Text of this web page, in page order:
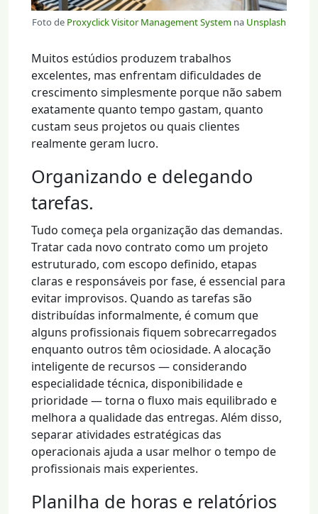
Foto de Proxyclick Visitor Management System na Unsplash
Muitos estúdios produzem trabalhos
excelentes, mas enfrentam dificuldades de
crescimento simplesmente porque não sabem
exatamente quanto tempo gastam, quanto
custam seus projetos ou quais clientes
realmente geram lucro.
Organizando e delegando
tarefas.
Tudo começa pela organização das demandas.
Tratar cada novo contrato como um projeto
estruturado, com escopo definido, etapas
claras e responsáveis por fase, é essencial para
evitar improvisos. Quando as tarefas são
distribuídas informalmente, é comum que
alguns profissionais fiquem sobrecarregados
enquanto outros têm ociosidade. A alocação
inteligente de recursos — considerando
especialidade técnica, disponibilidade e
prioridade — torna o fluxo mais equilibrado e
melhora a qualidade das entregas. Além disso,
separar atividades estratégicas das
operacionais ajuda a usar melhor o tempo de
profissionais mais experientes.
Planilha de horas e relatórios